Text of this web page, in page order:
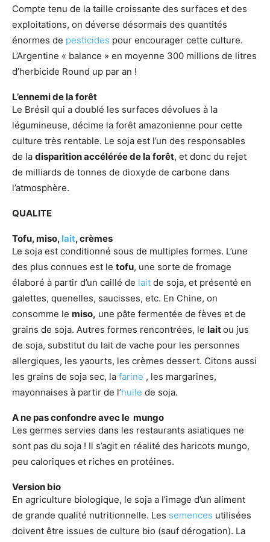
Compte tenu de la taille croissante des surfaces et des
exploitations, on déverse désormais des quantités
énormes de pesticides pour encourager cette culture.
L’Argentine « balance » en moyenne 300 millions de litres
d’herbicide Round up par an !
L’ennemi de la forêt
Le Brésil qui a doublé les surfaces dévolues à la
légumineuse, décime la forêt amazonienne pour cette
culture très rentable. Le soja est l’un des responsables
de la disparition accélérée de la forêt, et donc du rejet
de milliards de tonnes de dioxyde de carbone dans
l’atmosphère.
QUALITE
Tofu, miso, lait, crèmes
Le soja est conditionné sous de multiples formes. L’une
des plus connues est le tofu, une sorte de fromage
élaboré à partir d’un caillé de lait de soja, et présenté en
galettes, quenelles, saucisses, etc. En Chine, on
consomme le miso, une pâte fermentée de fèves et de
grains de soja. Autres formes rencontrées, le laitou jus
de soja, substitut du lait de vache pour les personnes
allergiques, les yaourts, les crèmes dessert. Citons aussi
les grains de soja sec, la farine , les margarines,
mayonnaises à partir de l’huile de soja.
A ne pas confondre avec le mungo
Les germes servies dans les restaurants asiatiques ne
sont pas du soja ! Il s’agit en réalité des haricots mungo,
peu caloriques et riches en protéines.
Version bio
En agriculture biologique, le soja a l’image d’un aliment
de grande qualité nutritionnelle. Les semences utilisées
doivent être issues de culture bio (sauf dérogation). La